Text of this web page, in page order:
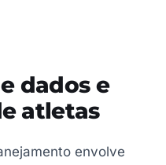
dados e
atletas
envolve